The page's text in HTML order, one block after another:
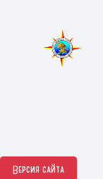
Версия сайта